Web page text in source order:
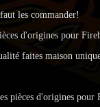
les commander!
d'origines pour
faites maison
pièces d'origines pour